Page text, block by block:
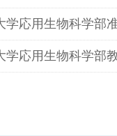
学応用生物科学部
学応用生物科学部